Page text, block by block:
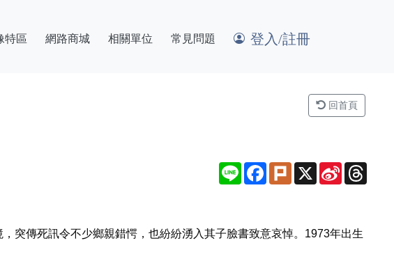
特區 網路商城 相關單位 常見問題 登入/註冊
回首頁
Line Facebook
Plurk X
Sina
Weibo
突傳死訊令不少鄉親錯愕，也紛紛湧入其子臉書致意哀悼。1973年出生